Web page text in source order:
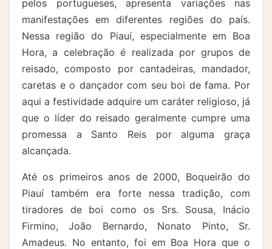
pelos portugueses, apresenta variações nas
manifestações em diferentes regiões do país.
Nessa região do Piauí, especialmente em Boa
Hora, a celebração é realizada por grupos de
reisado, composto por cantadeiras, mandador,
caretas e o dançador com seu boi de fama. Por
aqui a festividade adquire um caráter religioso, já
que o líder do reisado geralmente cumpre uma
promessa a Santo Reis por alguma graça
alcançada.
Até os primeiros anos de 2000, Boqueirão do
Piauí também era forte nessa tradição, com
tiradores de boi como os Srs. Sousa, Inácio
Firmino, João Bernardo, Nonato Pinto, Sr.
Amadeus. No entanto, foi em Boa Hora que o